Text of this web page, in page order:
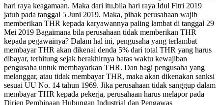
hari raya keagamaan. Maka dari itu,bila hari raya Idul Fitri 2019
jatuh pada tanggal 5 Juni 2019. Maka, pihak perusahaan wajib
memberikan THR kepada karyawannya paling lambat di tanggal 29
Mei 2019 Bagaimana bila perusahaan tidak memberikan THR
kepada pegawainya? Dalam hal ini, pengusaha yang terlambat
membayar THR akan dikenai denda 5% dari total THR yang harus
dibayar, terhitung sejak berakhirnya batas waktu kewajiban
pengusaha untuk membayarkan THR. Dan bagi pengusaha yang
melanggar, atau tidak membayar THR, maka akan dikenakan sanksi
sesuai UU No. 14 tahun 1969. Jika perusahaan tidak sanggup dalam
membayar THR kepada pekerja, perusahaan harus melapor pada
Dirjen Pembinaan Hubungan Industrial dan Pengawas